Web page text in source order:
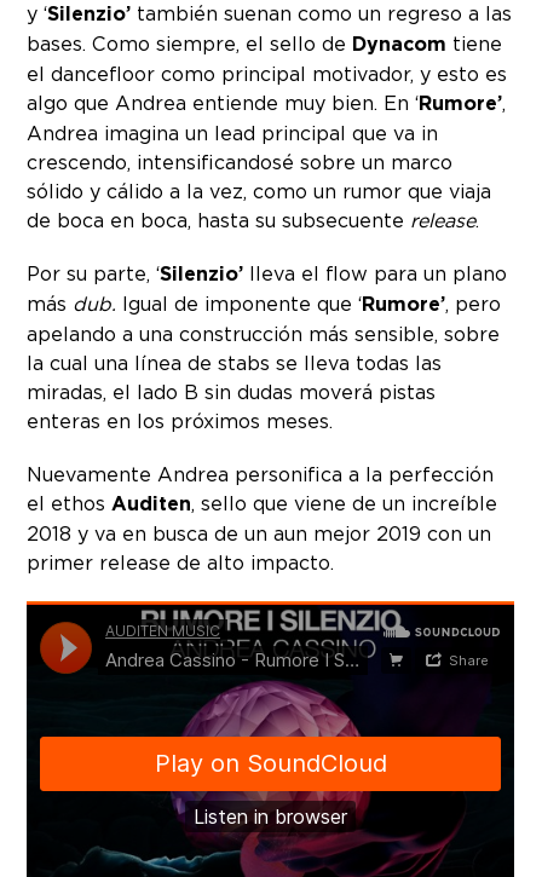
y ‘Silenzio’ también suenan como un regreso a las
bases. Como siempre, el sello de Dynacom tiene
el dancefloor como principal motivador, y esto es
algo que Andrea entiende muy bien. En ‘Rumore’,
Andrea imagina un lead principal que va in
crescendo, intensificandosé sobre un marco
sólido y cálido a la vez, como un rumor que viaja
de boca en boca, hasta su subsecuente release.
Por su parte, ‘Silenzio’ lleva el flow para un plano
más dub. Igual de imponente que ‘Rumore’, pero
apelando a una construcción más sensible, sobre
la cual una línea de stabs se lleva todas las
miradas, el lado B sin dudas moverá pistas
enteras en los próximos meses.
Nuevamente Andrea personifica a la perfección
el ethosAuditen, sello que viene de un increíble
2018 y va en busca de un aun mejor 2019 con un
primer release de alto impacto.